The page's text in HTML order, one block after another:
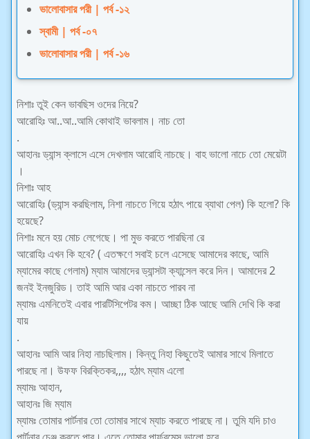
ভালোবাসার পরী | পর্ব -১২
স্বামী | পর্ব -০৭
ভালোবাসার পরী | পর্ব -১৬
নিশাঃ তুই কেন ভাবছিস ওদের নিয়ে?
আরোহিঃ আ..আ..আমি কোথাই ভাবলাম। নাচ তো
.
আহানঃ ড্যান্স ক্লাসে এসে দেখলাম আরোহি নাচছে। বাহ ভালো নাচে তো মেয়েটা
।
নিশাঃ আহ
আরোহিঃ (ড্যান্স করছিলাম, নিশা নাচতে গিয়ে হঠাৎ পায়ে ব্যাথা পেল) কি হলো? কি
হয়েছে?
নিশাঃ মনে হয় মোচ লেগেছে। পা মুভ করতে পারছিনা রে
আরোহিঃ এখন কি হবে? ( এতক্ষণে সবাই চলে এসেছে আমাদের কাছে, আমি
ম্যামের কাছে গেলাম) ম্যাম আমাদের ড্যান্সটা ক্যান্সেল করে দিন। আমাদের 2
জনই ইনজুরিড। তাই আমি আর একা নাচতে পারব না
ম্যামঃ এমনিতেই এবার পারটিসিপেটর কম। আচ্ছা ঠিক আছে আমি দেখি কি করা
যায়
.
আহানঃ আমি আর নিহা নাচছিলাম। কিন্তু নিহা কিছুতেই আমার সাথে মিলাতে
পারছে না। উফফ বিরক্তিকর,,,, হঠাৎ ম্যাম এলো
ম্যামঃ আহান,
আহানঃ জি ম্যাম
ম্যামঃ তোমার পার্টনার তো তোমার সাথে ম্যাচ করতে পারছে না। তুমি যদি চাও